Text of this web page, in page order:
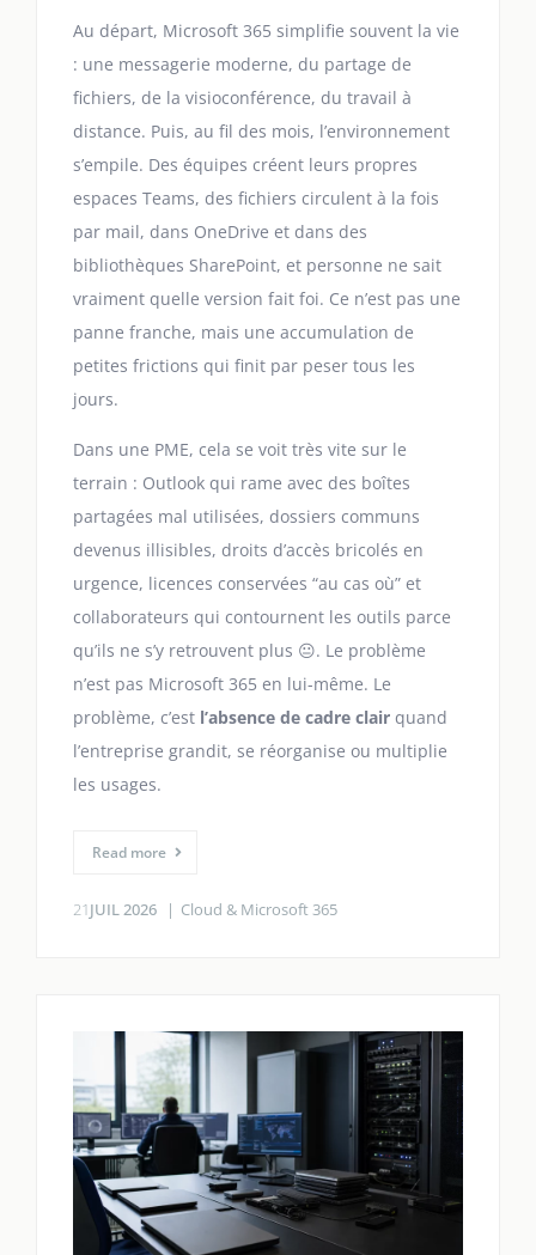
Au départ, Microsoft 365 simplifie souvent la vie
: une messagerie moderne, du partage de
fichiers, de la visioconférence, du travail à
distance. Puis, au fil des mois, l’environnement
s’empile. Des équipes créent leurs propres
espaces Teams, des fichiers circulent à la fois
par mail, dans OneDrive et dans des
bibliothèques SharePoint, et personne ne sait
vraiment quelle version fait foi. Ce n’est pas une
panne franche, mais une accumulation de
petites frictions qui finit par peser tous les
jours.
Dans une PME, cela se voit très vite sur le
terrain : Outlook qui rame avec des boîtes
partagées mal utilisées, dossiers communs
devenus illisibles, droits d’accès bricolés en
urgence, licences conservées “au cas où” et
collaborateurs qui contournent les outils parce
qu’ils ne s’y retrouvent plus 😐. Le problème
n’est pas Microsoft 365 en lui-même. Le
problème, c’est l’absence de cadre clair quand
l’entreprise grandit, se réorganise ou multiplie
les usages.
Read more
21JUIL 2026 Cloud & Microsoft 365